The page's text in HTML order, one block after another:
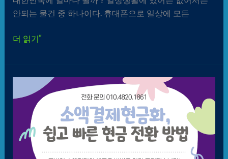
안되는 물건 중 하나이다. 휴대폰으로 일상에 모든
더 읽기"
소액결제현금화
쉽고
전환